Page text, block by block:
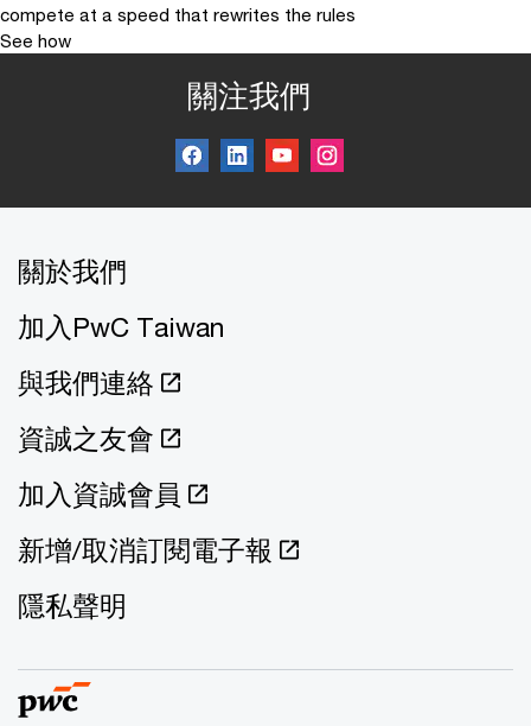
compete at a speed that rewrites the rules
See how
關注我們
關於我們
加入PwC Taiwan
與我們連絡
資誠之友會
加入資誠會員
新增/取消訂閱電子報
隱私聲明